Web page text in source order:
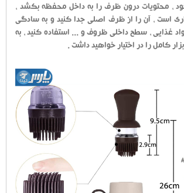
، محتویات درون ظرف را به داخل محفظه بکشد ،
است ، آن را از ظرف اصلی جدا کنید و به سادگی
غذایی ، سطح داخلی ظروف و ... استفاده کنید ، به
کامل را در اختیار خواهید داشت .